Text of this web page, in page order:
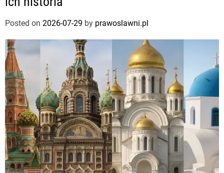
Posted on 2026-07-29 by prawoslawni.pl